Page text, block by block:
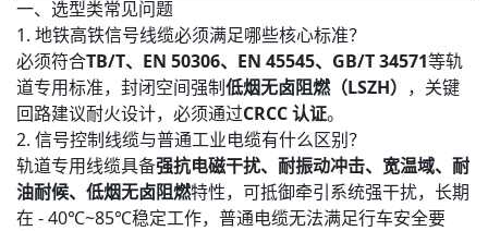
一、选型类常见问题
1. 地铁高铁信号线缆必须满足哪些核心标准？
必须符合TB/T、EN 50306、EN 45545、GB/T 34571等轨
道专用标准，封闭空间强制低烟无卤阻燃（LSZH） ，关键
回路建议耐火设计，必须通过CRCC 认证。
2. 信号控制线缆与普通工业电缆有什么区别？
轨道专用线缆具备强抗电磁干扰、耐振动冲击、宽温域、耐
油耐候、低烟无卤阻燃特性，可抵御牵引系统强干扰，长期
在 - 40℃~85℃稳定工作，普通电缆无法满足行车安全要